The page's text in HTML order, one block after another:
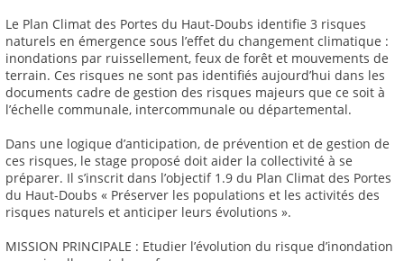
Le Plan Climat des Portes du Haut-Doubs identifie 3 risques
naturels en émergence sous l’effet du changement climatique :
inondations par ruissellement, feux de forêt et mouvements de
terrain. Ces risques ne sont pas identifiés aujourd’hui dans les
documents cadre de gestion des risques majeurs que ce soit à
l’échelle communale, intercommunale ou départemental.
Dans une logique d’anticipation, de prévention et de gestion de
ces risques, le stage proposé doit aider la collectivité à se
préparer. Il s’inscrit dans l’objectif 1.9 du Plan Climat des Portes
du Haut-Doubs « Préserver les populations et les activités des
risques naturels et anticiper leurs évolutions ».
MISSION PRINCIPALE : Etudier l’évolution du risque d’inondation